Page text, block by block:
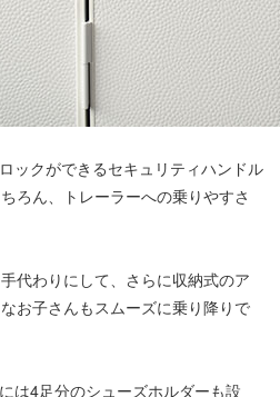
ックができるセキュリティハンドル
ろん、トレーラーへの乗りやすさ
代わりにして、さらに収納式のア
お子さんもスムーズに乗り降りで
は4足分のシューズホルダーも設